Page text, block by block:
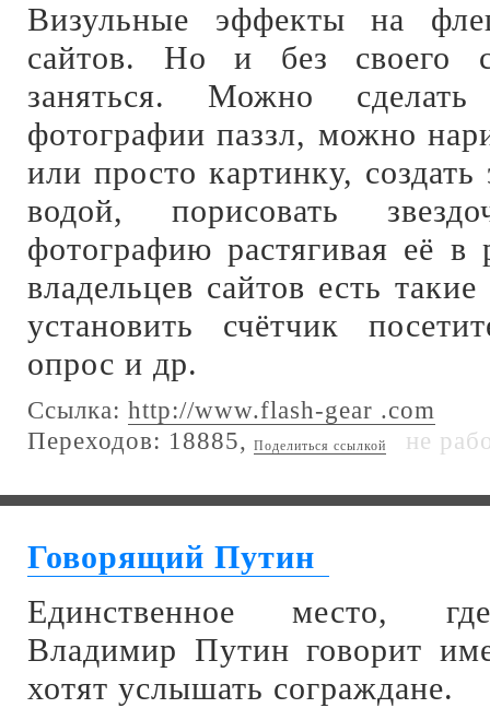
Визульные эффекты на
сайтов. Но и без своего
заняться. Можно
фотографии паззл, можно
или просто картинку,
водой, порисовать
фотографию растягивая её
владельцев сайтов есть
установить счётчик
опрос и др.
Ссылка: http://www.flash-gear .com
Переходов: 18885, Поделиться ссылкой не
Говорящий Путин
Единственное место,
Владимир Путин говорит
хотят услышать сограждане.